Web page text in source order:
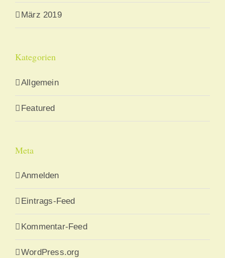
März 2019
Kategorien
Allgemein
Featured
Meta
Anmelden
Eintrags-Feed
Kommentar-Feed
WordPress.org